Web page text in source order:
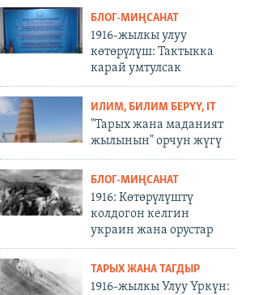
БЛОГ-МИҢСАНАТ
1916-жылкы улуу
көтөрүлүш: Тактыкка
карай умтулсак
ИЛИМ, БИЛИМ БЕРҮҮ, IT
"Тарых жана маданият
жылынын" орчун жүгү
БЛОГ-МИҢСАНАТ
1916: Көтөрүлүштү
колдогон келгин
украин жана орустар
ТАРЫХ ЖАНА ТАГДЫР
1916-жылкы Улуу Үркүн: